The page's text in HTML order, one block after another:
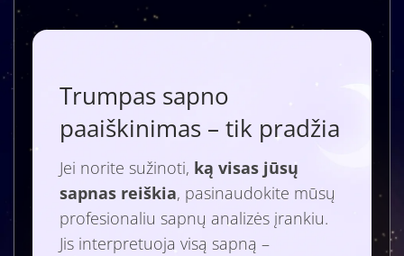
Trumpas sapno
paaiškinimas – tik pradžia
Jei norite sužinoti, ką visas jūsų
sapnas reiškia, pasinaudokite mūsų
profesionaliu sapnų analizės įrankiu.
Jis interpretuoja visą sapną –